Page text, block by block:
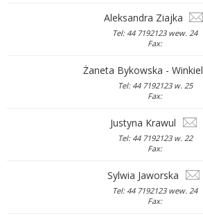
Aleksandra Ziajka
Tel: 44 7192123 wew. 24
Fax:
Żaneta Bykowska - Winkiel
Tel: 44 7192123 w. 25
Fax:
Justyna Krawul
Tel: 44 7192123 w. 22
Fax:
Sylwia Jaworska
Tel: 44 7192123 wew. 24
Fax: